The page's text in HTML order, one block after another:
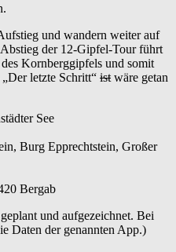
und wandern weiter auf
der 12-Gipfel-Tour führt
Kornberggipfels und somit
letzte Schritt“ ist wäre getan
See
Burg Epprechtstein, Großer
Bergab
geplant und aufgezeichnet. Bei
Daten der genannten App.)